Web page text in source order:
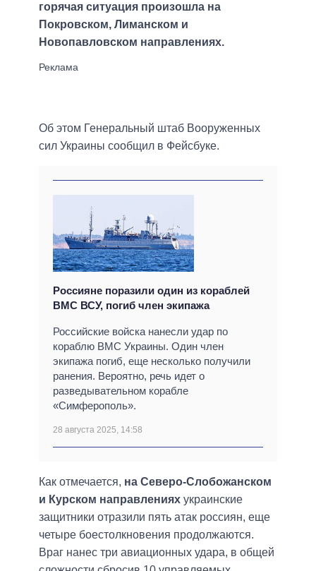
горячая ситуация произошла на
Покровском, Лиманском и
Новопавловском направлениях.
Об этом Генеральный штаб Вооруженных
сил Украины сообщил в Фейсбуке.
Россияне поразили один из кораблей
ВМС ВСУ, погиб член экипажа
Российские войска нанесли удар по
кораблю ВМС Украины. Один член
экипажа погиб, еще несколько получили
ранения. Вероятно, речь идет о
разведывательном корабле
«Симферополь».
28 августа 2025, 14:58
Как отмечается, на Северо-Слобожанском
и Курском направлениях украинские
защитники отразили пять атак россиян, еще
четыре боестолкновения продолжаются.
Враг нанес три авиационных удара, в общей